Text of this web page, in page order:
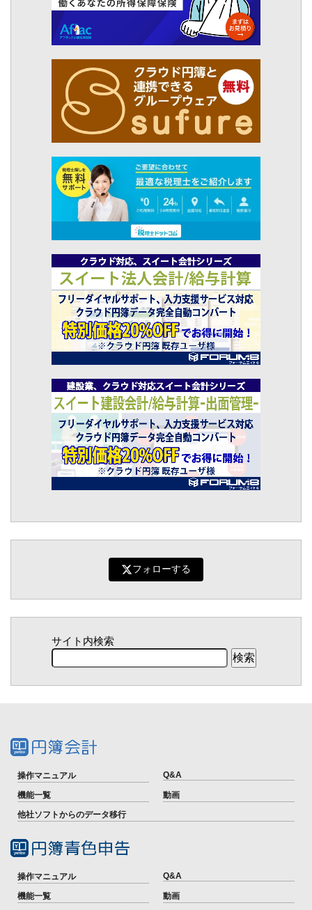
フォローする
サイト内検索
操作マニュアル Q&A
機能一覧
動画
他社ソフトからのデータ移行
操作マニュアル Q&A
機能一覧
動画